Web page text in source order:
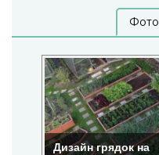
Фото
Красивый салат